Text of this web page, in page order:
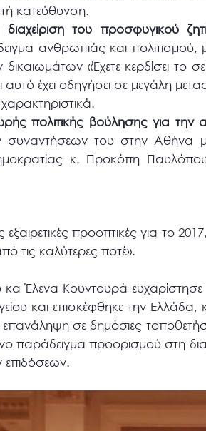
κατεύθυνση.
διαχείριση του προσφυγικού
ανθρωπιάς και
«Έχετε κερδίσει
αυτό έχει οδηγήσει σε μεγάλη
πολιτικής βούλησης για την
συναντήσεων του στην Αθήνα
κ. Προκόπη
προοπτικές για το
τις καλύτερες ποτέ».
Έλενα Κουντουρά
και επισκέφθηκε την Ελλάδα,
επανάληψη σε δημόσιες
παράδειγμα προορισμού στη
επιδόσεων.